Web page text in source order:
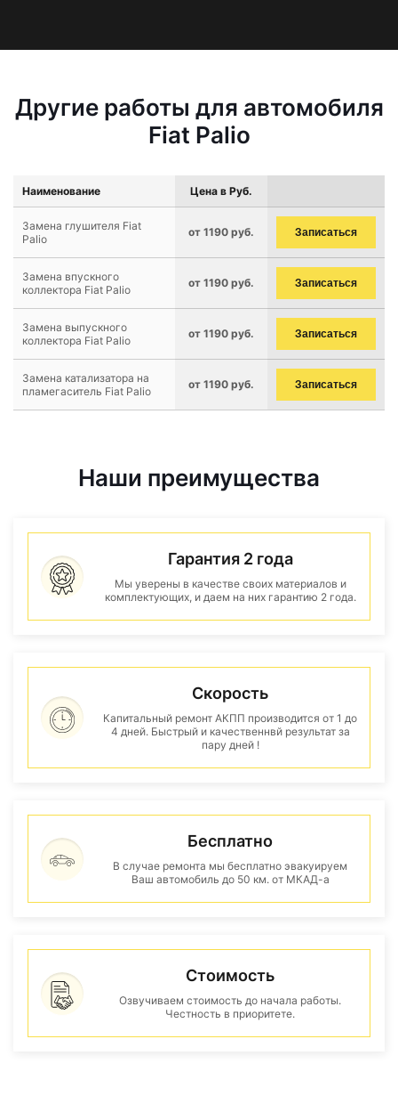
Другие работы для автомобиля
Fiat Palio
Наименование Цена в Руб.
Замена глушителя Fiat
Palio
от 1190 руб. Записаться
Замена впускного
коллектора Fiat Palio
от 1190 руб. Записаться
Замена выпускного
коллектора Fiat Palio
от 1190 руб. Записаться
Замена катализатора на
пламегаситель Fiat Palio
от 1190 руб. Записаться
Наши преимущества
Гарантия 2 года
Мы уверены в качестве своих материалов и
комплектующих, и даем на них гарантию 2 года.
Скорость
Капитальный ремонт АКПП производится от 1 до
4 дней. Быстрый и качественнвй результат за
пару дней !
Бесплатно
В случае ремонта мы бесплатно эвакуируем
Ваш автомобиль до 50 км. от МКАД-а
Стоимость
Озвучиваем стоимость до начала работы.
Честность в приоритете.